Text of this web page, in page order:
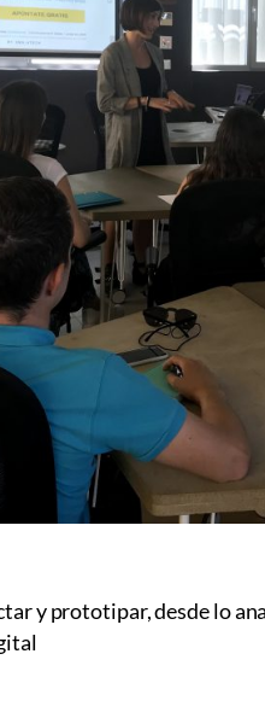
y prototipar, desde lo